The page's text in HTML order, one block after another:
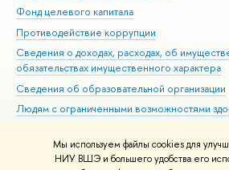
Мы используем файлы cookies для
НИУ ВШЭ и большего удобства его
Фонд целевого капитала
Противодействие коррупции
Сведения о доходах, расходах, об
обязательствах имущественного характера
Сведения об образовательной организации
Людям с ограниченными возможностями
Работа в Вышке